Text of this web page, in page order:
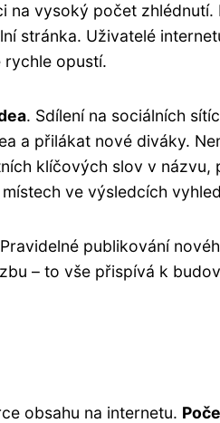
na vysoký počet zhlédnutí.
stránka. Uživatelé
opustí.
. Sdílení na sociálních
a přilákat nové diváky.
klíčových slov v názvu,
ve výsledcích
publikování
– to vše přispívá k
obsahu na internetu.